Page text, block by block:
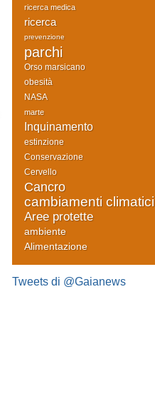
ricerca medica
ricerca
prevenzione
parchi
Orso marsicano
obesità
NASA
marte
Inquinamento
estinzione
Conservazione
Cervello
Cancro
cambiamenti climatici
Aree protette
ambiente
Alimentazione
Tweets di @Gaianews